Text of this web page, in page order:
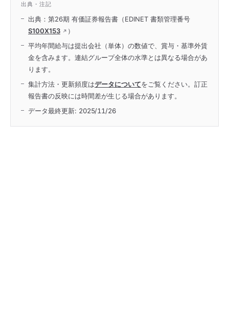
出典・注記
出典：第26期 有価証券報告書（EDINET 書類管理番号
S100X153
）
平均年間給与は提出会社（単体）の数値で、賞与・基準外賃
金を含みます。連結グループ全体の水準とは異なる場合があ
ります。
集計方法・更新頻度はデータについてをご覧ください。訂正
報告書の反映には時間差が生じる場合があります。
データ最終更新: 2025/11/26